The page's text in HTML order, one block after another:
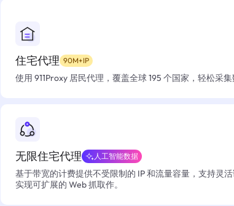
住宅代理 90M+IP
使用 911Proxy 居民代理，覆盖全球 195 个国家，轻松采集
无限住宅代理 人工智能数据
基于带宽的计费提供不受限制的 IP 和流量容量，支持灵
实现可扩展的 Web 抓取作。